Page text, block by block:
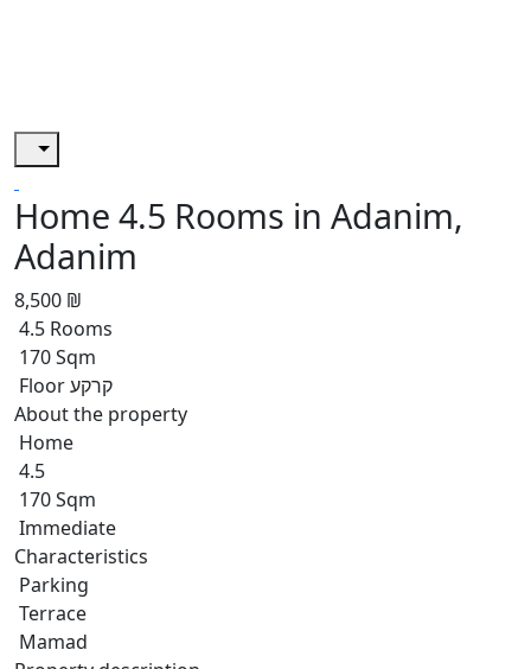
Home 4.5 Rooms in Adanim,
Adanim
8,500 ₪
4.5 Rooms
170 Sqm
Floor קרקע
About the property
Home
4.5
170 Sqm
Immediate
Characteristics
Parking
Terrace
Mamad